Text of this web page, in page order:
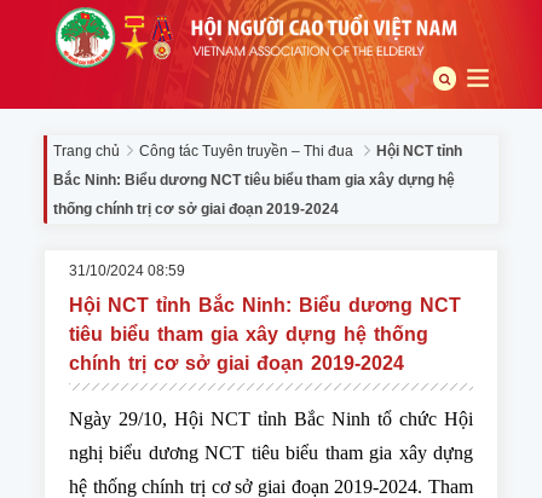
Trang chủ Công tác Tuyên truyền – Thi đua
Hội NCT tỉnh
Bắc Ninh: Biểu dương NCT tiêu biểu tham gia xây dựng hệ
thống chính trị cơ sở giai đoạn 2019-2024
31/10/2024 08:59
Hội NCT tỉnh Bắc Ninh: Biểu dương NCT
tiêu biểu tham gia xây dựng hệ thống
chính trị cơ sở giai đoạn 2019-2024
Ngày 29/10, Hội NCT tỉnh Bắc Ninh tổ chức Hội
nghị biểu dương NCT tiêu biểu tham gia xây dựng
hệ thống chính trị cơ sở giai đoạn 2019-2024. Tham